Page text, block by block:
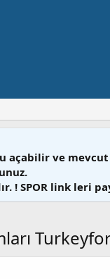
açabilir ve
! SPOR link leri